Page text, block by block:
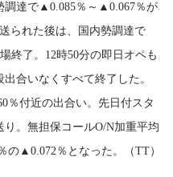
調達で▲0.085％～▲0.067％が
られた後は、国内勢調達で
終了。12時50分の即日オペも
合いなくすべて終了した。
％付近の出合い。先日付スタ
。無担保コールO/N加重平均
の▲0.072％となった。（TT）